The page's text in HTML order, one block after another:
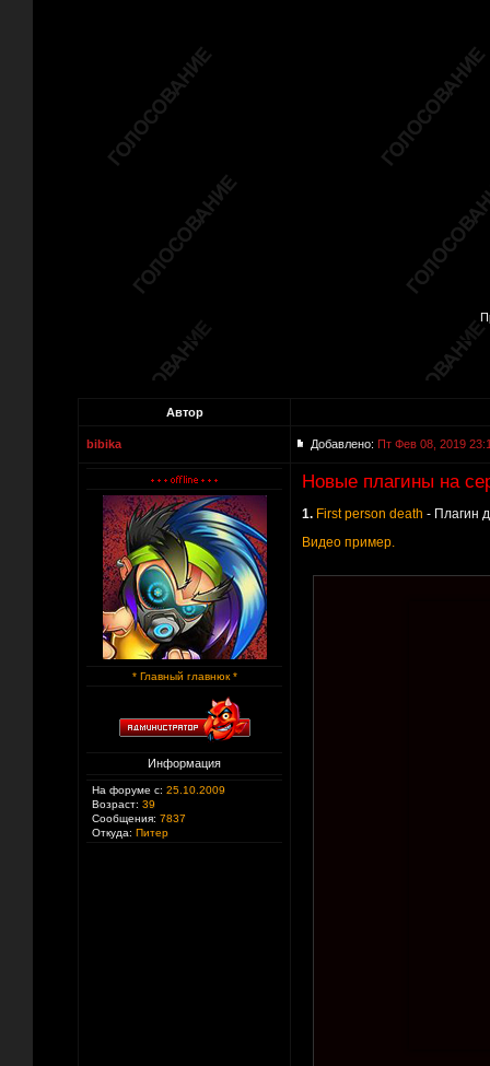
Автор
bibika Добавлено: Пт Фев 08, 2019
* Главный главнюк *
Информация
На форуме с: 25.10.2009
Возраст: 39
Сообщения: 7837
Откуда: Питер
Новые плагины на
1. First person death - Плагин
Видео пример.